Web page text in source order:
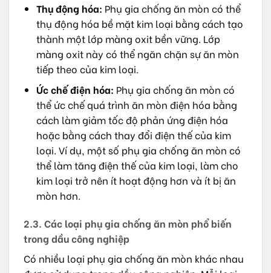
Thụ động hóa: Phụ gia chống ăn mòn có thể
thụ động hóa bề mặt kim loại bằng cách tạo
thành một lớp màng oxit bền vững. Lớp
màng oxit này có thể ngăn chặn sự ăn mòn
tiếp theo của kim loại.
Ức chế điện hóa: Phụ gia chống ăn mòn có
thể ức chế quá trình ăn mòn điện hóa bằng
cách làm giảm tốc độ phản ứng điện hóa
hoặc bằng cách thay đổi điện thế của kim
loại. Ví dụ, một số phụ gia chống ăn mòn có
thể làm tăng điện thế của kim loại, làm cho
kim loại trở nên ít hoạt động hơn và ít bị ăn
mòn hơn.
2.3. Các loại phụ gia chống ăn mòn phổ biến
trong dầu công nghiệp
Có nhiều loại phụ gia chống ăn mòn khác nhau